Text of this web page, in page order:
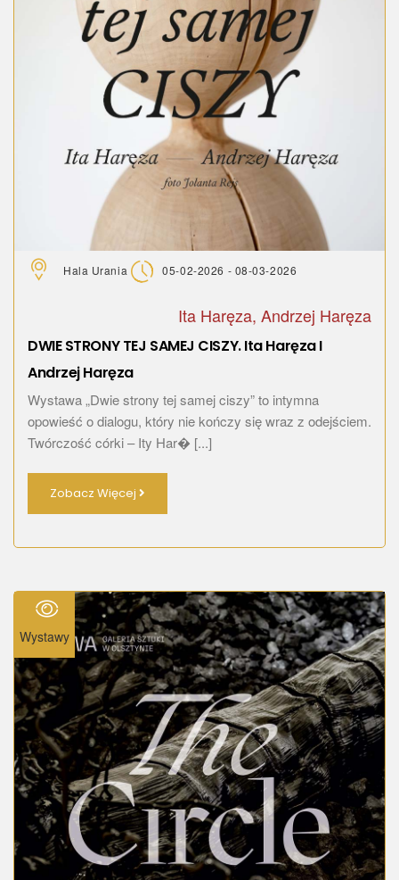
Hala Urania 05-02-2026 - 08-03-2026
Ita Haręza, Andrzej Haręza
DWIE STRONY TEJ SAMEJ CISZY. Ita Haręza I
Andrzej Haręza
Wystawa „Dwie strony tej samej ciszy” to intymna
opowieść o dialogu, który nie kończy się wraz z odejściem.
Twórczość córki – Ity Har� [...]
Zobacz Więcej
Wystawy